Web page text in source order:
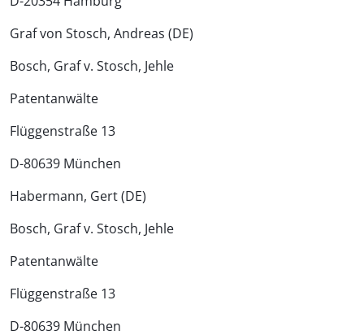
Graf von Stosch, Andreas (DE)
Bosch, Graf v. Stosch, Jehle
Patentanwälte
Flüggenstraße 13
D-80639 München
Habermann, Gert (DE)
Bosch, Graf v. Stosch, Jehle
Patentanwälte
Flüggenstraße 13
D-80639 München